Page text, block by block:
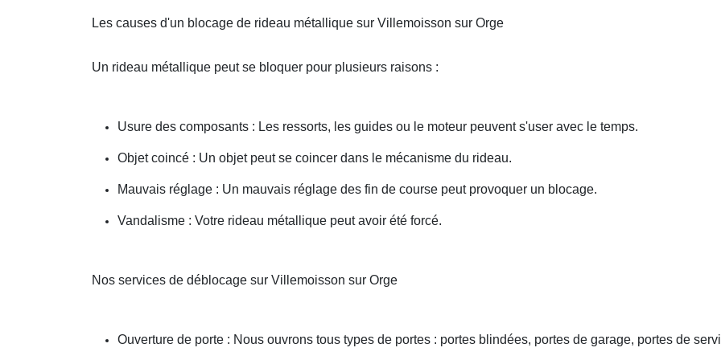
Les causes d'un blocage de rideau métallique sur Villemoisson sur Orge
Un rideau métallique peut se bloquer pour plusieurs raisons :
Usure des composants : Les ressorts, les guides ou le moteur peuvent s'user avec le temps.
Objet coincé : Un objet peut se coincer dans le mécanisme du rideau.
Mauvais réglage : Un mauvais réglage des fin de course peut provoquer un blocage.
Vandalisme : Votre rideau métallique peut avoir été forcé.
Nos services de déblocage sur Villemoisson sur Orge
Ouverture de porte : Nous ouvrons tous types de portes : portes blindées, portes de garage, portes de